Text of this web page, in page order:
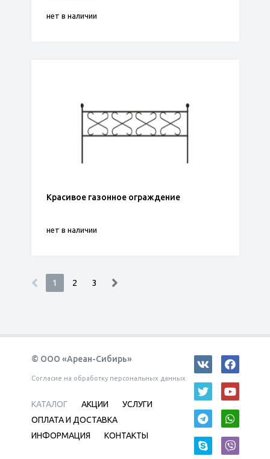
нет в наличии
Красивое газонное ограждение
нет в наличии
1 2 3
© ООО «Ареан-Сибирь»
Согласие на обработку персональных данных
КАТАЛОГ АКЦИИ
УСЛУГИ
ОПЛАТА И ДОСТАВКА
ИНФОРМАЦИЯ
КОНТАКТЫ